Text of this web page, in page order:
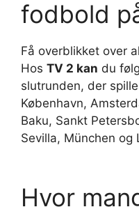
fodbold
Få overblikket over
Hos TV 2 kan du
slutrunden, der
København,
Baku, Sankt
Sevilla, München og
Hvor